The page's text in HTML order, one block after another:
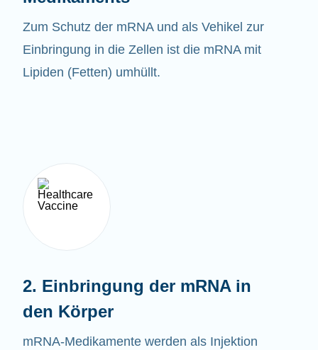
Zum Schutz der mRNA und als Vehikel zur
Einbringung in die Zellen ist die mRNA mit
Lipiden (Fetten) umhüllt.
2. Einbringung der mRNA in
den Körper
mRNA-Medikamente werden als Injektion